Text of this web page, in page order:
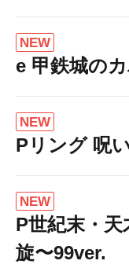
NEW
e 甲鉄城の
NEW
Pリング 呪
NEW
P世紀末・
旋〜99ver.